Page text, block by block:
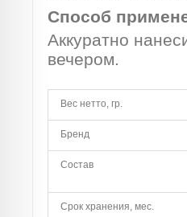
Способ
Аккуратно
вечером.
Вес нетто, гр.
Бренд
Состав
Срок хранения, мес.